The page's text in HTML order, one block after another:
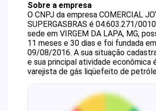
Sobre a empresa
O CNPJ da empresa COMERCIAL
SUPERGASBRAS é 04.603.271/
sede em VIRGEM DA LAPA, MG,
11 meses e 30 dias e foi fundada em
09/08/2016. A sua situação
e sua principal atividade econômica
varejista de gás liqüefeito de